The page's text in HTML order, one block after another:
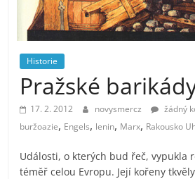
prospívá?
Historie
Pražské
17. 2. 2012 novysmercz žádný
buržoazie, Engels, lenin, Marx, Rakousko
Události, o kterých bud řeč, vypukla
téměř celou Evropu. Její kořeny